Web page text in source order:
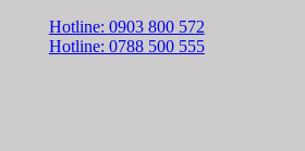
Hotline: 0903 800 572
Hotline: 0788 500 555